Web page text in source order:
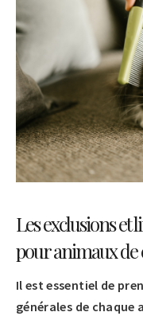
Les exclusions et
pour animaux
Il est essentiel de
générales de chaque